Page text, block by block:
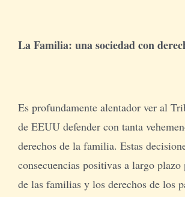
La Familia: una sociedad con
Es profundamente alentador ver al
de EEUU defender con tanta
derechos de la familia. Estas
consecuencias positivas a largo plazo
de las familias y los derechos de los